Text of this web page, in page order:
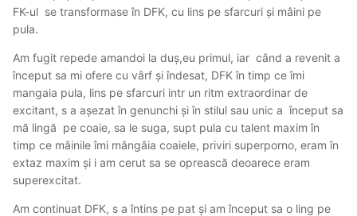
FK-ul se transformase în DFK, cu lins pe sfarcuri și mâini pe
pula.
Am fugit repede amandoi la duș,eu primul, iar când a revenit a
început sa mi ofere cu vârf și îndesat, DFK în timp ce îmi
mangaia pula, lins pe sfarcuri intr un ritm extraordinar de
excitant, s a așezat în genunchi și în stilul sau unic a început sa
mă lingă pe coaie, sa le suga, supt pula cu talent maxim în
timp ce mâinile îmi mângâia coaiele, priviri superporno, eram în
extaz maxim și i am cerut sa se oprească deoarece eram
superexcitat.
Am continuat DFK, s a întins pe pat și am început sa o ling pe